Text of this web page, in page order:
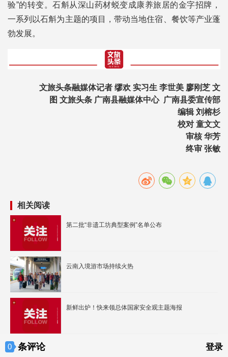
验”的转变。石斛从深山药材蜕变成康养旅居的金字招牌，
一系列以石斛为主题的项目，带动当地住宿、餐饮等产业蓬
勃发展。
文旅头条融媒体记者 缪欢 实习生 李世美 廖刚芝 文
图 文旅头条 广南县融媒体中心 广南县委宣传部
编辑 刘榕杉
校对 童文文
审核 华芳
终审 张敏
相关阅读
第二批“非遗工坊典型案例”名单公布
云南入境游市场持续火热
新鲜出炉！快来领总体国家安全观主题海报
0 条评论 登录